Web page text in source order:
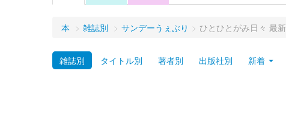
本 > 雑誌別 > サンデーうぇぶり > ひとひとがみ日々 最
雑誌別 タイトル別 著者別 出版社別 新着